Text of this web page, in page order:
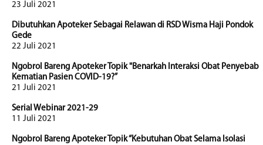
23 Juli 2021
Dibutuhkan Apoteker Sebagai Relawan di RSD Wisma Haji Pondok
Gede
22 Juli 2021
Ngobrol Bareng Apoteker Topik "Benarkah Interaksi Obat Penyebab
Kematian Pasien COVID-19?”
21 Juli 2021
Serial Webinar 2021-29
11 Juli 2021
Ngobrol Bareng Apoteker Topik “Kebutuhan Obat Selama Isolasi